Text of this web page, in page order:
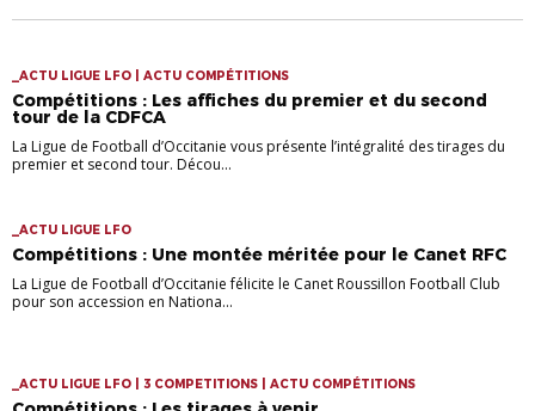
_ACTU LIGUE LFO | ACTU COMPÉTITIONS
Compétitions : Les affiches du premier et du second
tour de la CDFCA
La Ligue de Football d’Occitanie vous présente l’intégralité des tirages du
premier et second tour. Décou...
_ACTU LIGUE LFO
Compétitions : Une montée méritée pour le Canet RFC
La Ligue de Football d’Occitanie félicite le Canet Roussillon Football Club
pour son accession en Nationa...
_ACTU LIGUE LFO | 3 COMPETITIONS | ACTU COMPÉTITIONS